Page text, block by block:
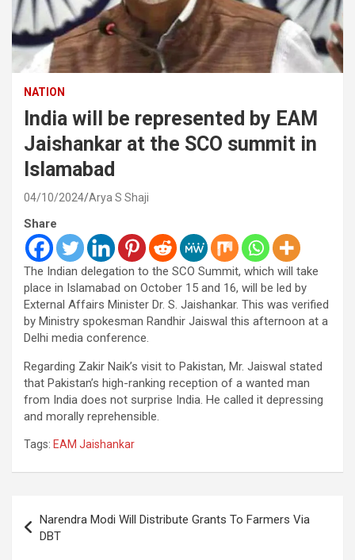
NATION
India will be represented by EAM
Jaishankar at the SCO summit in
Islamabad
04/10/2024 Arya S Shaji
Share
The Indian delegation to the SCO Summit, which will take
place in Islamabad on October 15 and 16, will be led by
External Affairs Minister Dr. S. Jaishankar. This was verified
by Ministry spokesman Randhir Jaiswal this afternoon at a
Delhi media conference.
Regarding Zakir Naik’s visit to Pakistan, Mr. Jaiswal stated
that Pakistan’s high-ranking reception of a wanted man
from India does not surprise India. He called it depressing
and morally reprehensible.
Tags: EAM Jaishankar
navigation
Narendra Modi Will Distribute Grants To Farmers Via
DBT